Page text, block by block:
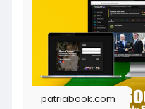
patriabook.com